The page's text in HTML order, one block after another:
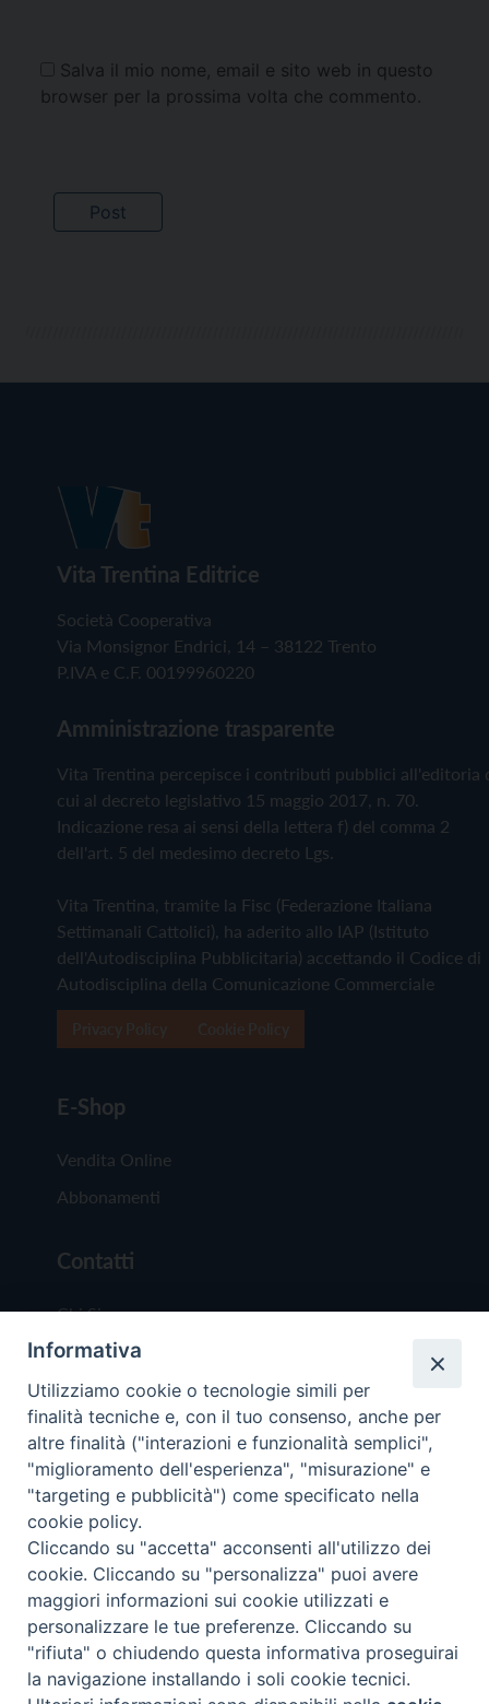
Salva il mio nome, email e sito web in questo
browser per la prossima volta che commento.
Vita Trentina Editrice
Società Cooperativa
Via Monsignor Endrici, 14 – 38122 Trento
P.IVA e C.F. 00199960220
Amministrazione trasparente
Vita Trentina percepisce i contributi pubblici all'editoria
cui al decreto legislativo 15 maggio 2017, n. 70.
Indicazione resa ai sensi della lettera f) del comma 2
dell'art. 5 del medesimo decreto Lgs.
Vita Trentina, tramite la Fisc (Federazione Italiana
Settimanali Cattolici), ha aderito allo IAP (Istituto
dell'Autodisciplina Pubblicitaria) accettando il Codice di
Autodisciplina della Comunicazione Commerciale
E-Shop
Vendita Online
Abbonamenti
Contatti
Chi Siamo
Redazione
Scrivici
Copyright © 2019 - Tutti i diritti riservati - Vita
Trentina Editrice
Privacy Policy
Torna
Informativa
Utilizziamo cookie o tecnologie simili per
finalità tecniche e, con il tuo consenso, anche per
altre finalità ("interazioni e funzionalità semplici",
"miglioramento dell'esperienza", "misurazione" e
"targeting e pubblicità") come specificato nella
cookie policy.
Cliccando su "accetta" acconsenti all'utilizzo dei
cookie. Cliccando su "personalizza" puoi avere
maggiori informazioni sui cookie utilizzati e
personalizzare le tue preferenze. Cliccando su
"rifiuta" o chiudendo questa informativa proseguirai
la navigazione installando i soli cookie tecnici.